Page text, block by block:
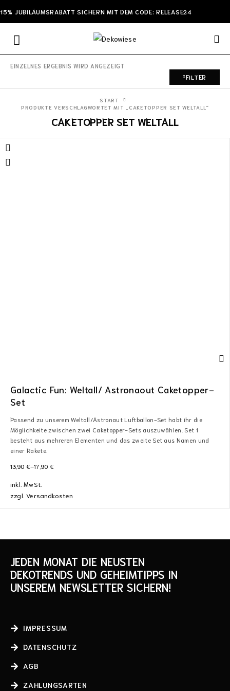
15% JUBILÄUMSRABATT SICHERN MIT DEM CODE: RELEASE24
EINZELNES ERGEBNIS WIRD ANGEZEIGT
FILTER
CAKETOPPER SET WELTALL
START
PRODUKTE VERSCHLAGWORTET MIT „CAKETOPPER SET WELTALL“
Galactic Fun: Weltall/ Astronaout Caketopper-
Set
Passend zu unserem Weltall/Astronaut Luftballon-Set habt ihr die
Möglichkeite zwischen zwei Caketopper-Sets auszuwählen. Set 1
besteht aus mehreren Elementen und das zweite Set aus Namen und
einer Rakete.
13,90 €–17,90 €
inkl. MwSt.
zzgl.Versandkosten
JEDEN MONAT DIE NEUSTEN
DEKOTRENDS UND GEHEIMTIPPS IN
UNSEREM NEWSLETTER SICHERN!
IMPRESSUM
DATENSCHUTZ
AGB
ZAHLUNGSARTEN